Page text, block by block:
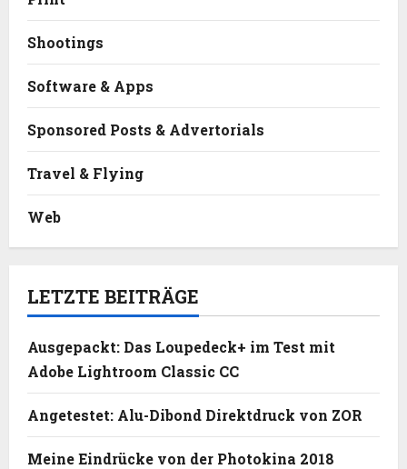
Shootings
Software & Apps
Sponsored Posts & Advertorials
Travel & Flying
Web
LETZTE BEITRÄGE
Ausgepackt: Das Loupedeck+ im Test mit
Adobe Lightroom Classic CC
Angetestet: Alu-Dibond Direktdruck von ZOR
Meine Eindrücke von der Photokina 2018